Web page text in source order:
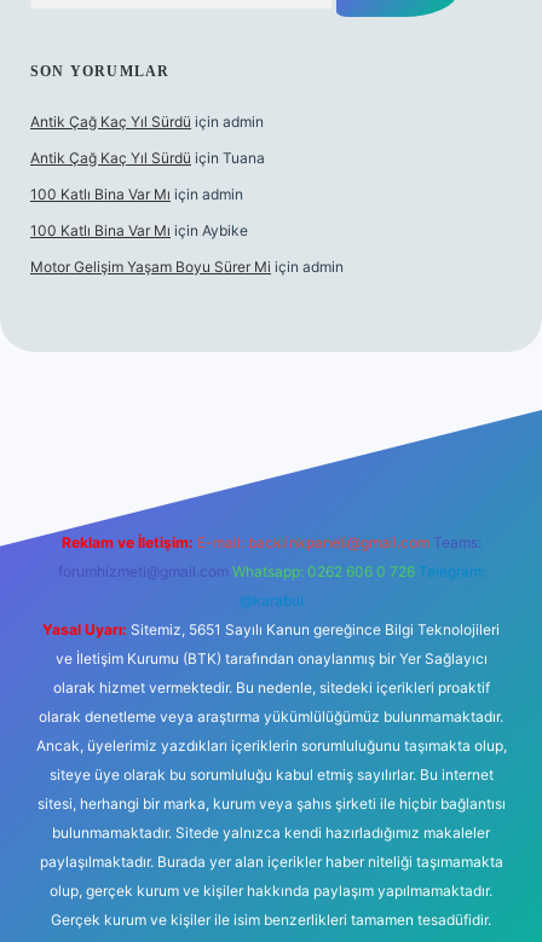
SON YORUMLAR
Antik Çağ Kaç Yıl Sürdü için admin
Antik Çağ Kaç Yıl Sürdü için Tuana
100 Katlı Bina Var Mı için admin
100 Katlı Bina Var Mı için Aybike
Motor Gelişim Yaşam Boyu Sürer Mi için admin
Reklam ve İletişim: E-mail: backlinkpaneli@gmail.com Teams:
forumhizmeti@gmail.com Whatsapp: 0262 606 0 726 Telegram:
@karabul
Yasal Uyarı: Sitemiz, 5651 Sayılı Kanun gereğince Bilgi Teknolojileri
ve İletişim Kurumu (BTK) tarafından onaylanmış bir Yer Sağlayıcı
olarak hizmet vermektedir. Bu nedenle, sitedeki içerikleri proaktif
olarak denetleme veya araştırma yükümlülüğümüz bulunmamaktadır.
Ancak, üyelerimiz yazdıkları içeriklerin sorumluluğunu taşımakta olup,
siteye üye olarak bu sorumluluğu kabul etmiş sayılırlar. Bu internet
sitesi, herhangi bir marka, kurum veya şahıs şirketi ile hiçbir bağlantısı
bulunmamaktadır. Sitede yalnızca kendi hazırladığımız makaleler
paylaşılmaktadır. Burada yer alan içerikler haber niteliği taşımamakta
olup, gerçek kurum ve kişiler hakkında paylaşım yapılmamaktadır.
Gerçek kurum ve kişiler ile isim benzerlikleri tamamen tesadüfidir.